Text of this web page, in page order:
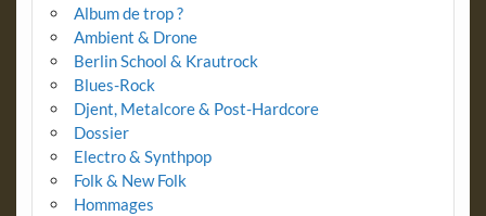
Album de trop ?
Ambient & Drone
Berlin School & Krautrock
Blues-Rock
Djent, Metalcore & Post-Hardcore
Dossier
Electro & Synthpop
Folk & New Folk
Hommages